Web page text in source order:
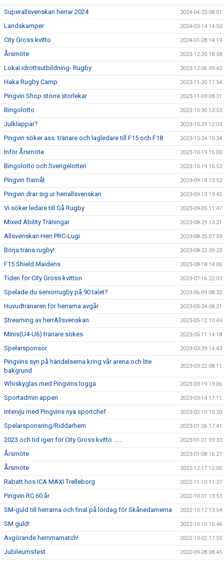
Superallsvenskan herrar 2024 2024-04-25 08:01
Landskamper 2024-03-14 14:50
City Gross kvitto 2024-01-28 14:19
Årsmöte 2023-12-20 18:58
Lokal idrottsutbildning- Rugby 2023-12-06 09:42
Haka Rugby Camp 2023-11-20 17:54
Pingvin Shop större storlekar 2023-11-09 08:31
Bingolotto 2023-10-30 12:53
Julklappar? 2023-10-29 12:03
Pingvin söker ass. tränare och lagledare till F15 och F18 2023-10-24 10:34
Inför Årsmöte 2023-10-19 16:00
Bingolotto och Sverigelotten 2023-10-19 15:52
Pingvin framåt 2023-09-18 13:52
Pingvin drar sig ur herrallsvenskan 2023-09-13 19:45
Vi söker ledare till Gå Rugby 2023-09-05 11:47
Mixed Ability Träningar 2023-08-29 13:21
Allsvenskan Herr PRC-Lugi 2023-08-25 07:59
Börja träna rugby! 2023-08-22 09:23
F15 Shield Maidens 2023-08-18 14:06
Tiden för City Gross kvitton 2023-07-16 22:03
Spelade du seniorrugby på 90 talet? 2023-06-09 08:32
Huvudtränaren för herrarna avgår 2023-05-24 08:21
Streaming av herrAllsvenskan 2023-05-12 10:49
Minis(U4-U6) tränare sökes 2023-05-11 14:18
Spelarsponsor 2023-03-29 14:43
Pingvins syn på händelserna kring vår arena och lite
bakgrund
2023-03-22 08:11
Whiskyglas med Pingvins logga 2023-03-19 19:06
Sportadmin appen 2023-03-14 17:11
Intervju med Pingvins nya sportchef 2023-02-10 10:20
Spelarsponsring/Riddarhem 2023-01-26 17:41
2023 och tid igen för City Gross kvitto ...... 2023-01-21 09:33
Årsmöte 2023-01-08 16:27
Årsmöte 2022-12-17 12:00
Rabatt hos ICA MAXI Trelleborg 2022-11-10 11:37
Pingvin RC 60 år 2022-10-31 13:53
SM-guld till herrarna och final på lördag för Skånedamerna 2022-10-12 13:54
SM guld! 2022-10-10 15:46
Avgörande hemmamatch! 2022-10-02 17:55
Jubileumsfest 2022-09-28 08:45